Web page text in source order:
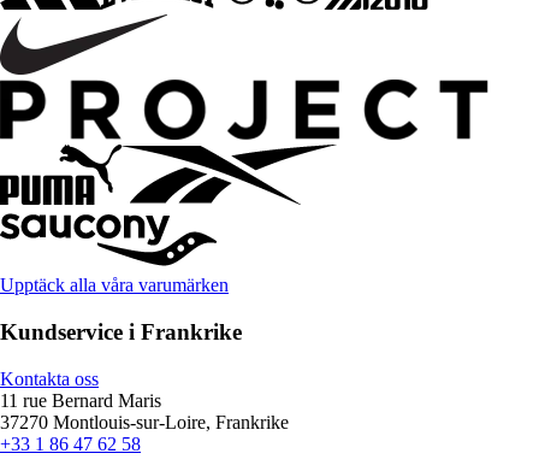
Upptäck alla våra varumärken
Kundservice i Frankrike
Kontakta oss
11 rue Bernard Maris
37270 Montlouis-sur-Loire, Frankrike
+33 1 86 47 62 58